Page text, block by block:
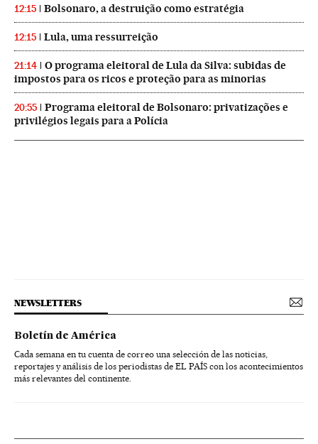
12:15 Bolsonaro, a destruição como estratégia
12:15 Lula, uma ressurreição
21:14
O programa eleitoral de Lula da Silva: subidas de
impostos para os ricos e proteção para as minorias
20:55
Programa eleitoral de Bolsonaro: privatizações e
privilégios legais para a Polícia
NEWSLETTERS
Boletín de América
Cada semana en tu cuenta de correo una selección de las noticias,
reportajes y análisis de los periodistas de EL PAÍS con los acontecimientos
más relevantes del continente.